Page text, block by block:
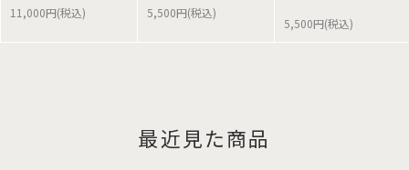
11,000円(税込) 5,500円(税込)
5,500円(税込)
最近見た商品